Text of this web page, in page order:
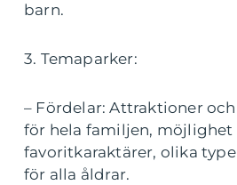
barn.
3. Temaparker:
– Fördelar: Attraktioner
för hela familjen, möjlighet
favoritkaraktärer, olika
för alla åldrar.